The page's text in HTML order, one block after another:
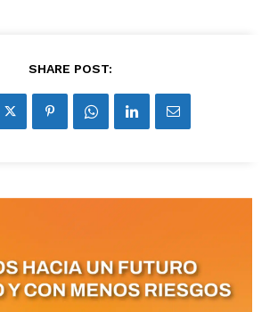
pierdas de las
noticias
to our daily clipping and
the news of vaping and
SHARE POST: